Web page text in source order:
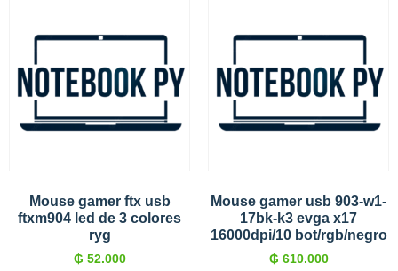
Mouse gamer ftx usb
ftxm904 led de 3 colores
ryg
₲ 52.000
Mouse gamer usb 903-w1-
17bk-k3 evga x17
16000dpi/10 bot/rgb/negro
₲ 610.000